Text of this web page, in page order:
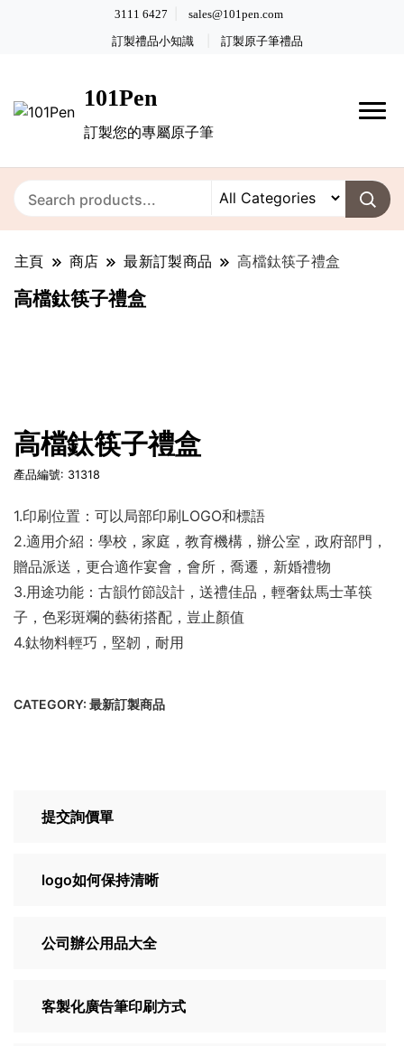
3111 6427 sales@101pen.com
訂製禮品小知識 訂製原子筆禮品
101Pen
訂製您的專屬原子筆
主頁 商店 最新訂製商品 高檔鈦筷子禮盒
高檔鈦筷子禮盒
高檔鈦筷子禮盒
產品編號: 31318
1.印刷位置：可以局部印刷LOGO和標語
2.適用介紹：學校，家庭，教育機構，辦公室，政府部門，
贈品派送，更合適作宴會，會所，喬遷，新婚禮物
3.用途功能：古韻竹節設計，送禮佳品，輕奢鈦馬士革筷
子，色彩斑斕的藝術搭配，豈止顏值
4.鈦物料輕巧，堅韌，耐用
CATEGORY: 最新訂製商品
提交詢價單
logo如何保持清晰
公司辦公用品大全
客製化廣告筆印刷方式